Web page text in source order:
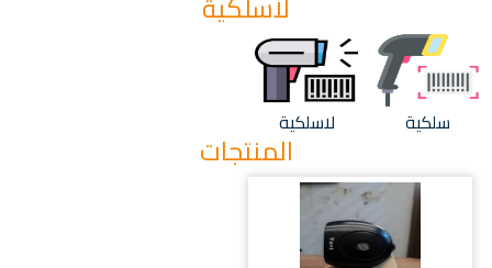
سلكية لاسلكية
المنتجات